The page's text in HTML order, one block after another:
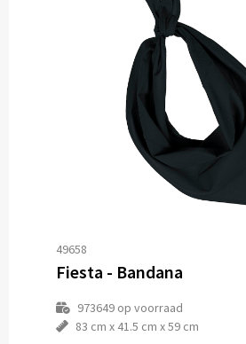
49658
Fiesta - Bandana
973649op voorraad
83 cm x 41.5 cm x 59 cm